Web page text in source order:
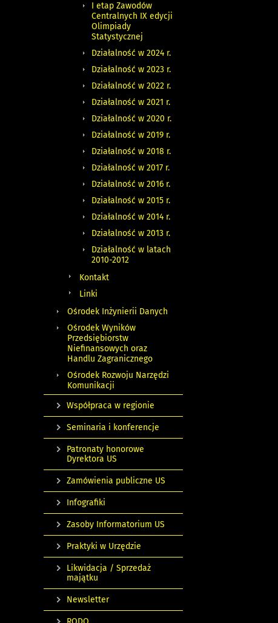
I etap Zawodów
Centralnych IX edycji
Olimpiady
Statystycznej
Działalność w 2024 r.
Działalność w 2023 r.
Działalność w 2022 r.
Działalność w 2021 r.
Działalność w 2020 r.
Działalność w 2019 r.
Działalność w 2018 r.
Działalność w 2017 r.
Działalność w 2016 r.
Działalność w 2015 r.
Działalność w 2014 r.
Działalność w 2013 r.
Działalność w latach
2010-2012
Kontakt
Linki
Ośrodek Inżynierii Danych
Ośrodek Wyników
Przedsiębiorstw
Niefinansowych oraz
Handlu Zagranicznego
Ośrodek Rozwoju Narzędzi
Komunikacji
Współpraca w regionie
Seminaria i konferencje
Patronaty honorowe
Dyrektora US
Zamówienia publiczne US
Infografiki
Zasoby Informatorium US
Praktyki w Urzędzie
Likwidacja / Sprzedaż
majątku
Newsletter